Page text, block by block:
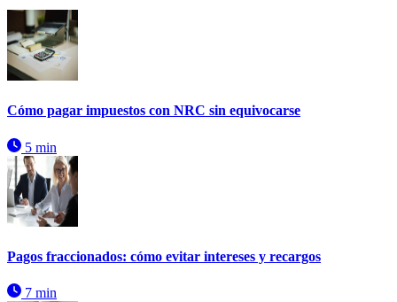
Cómo pagar impuestos con NRC sin equivocarse
5 min
Pagos fraccionados: cómo evitar intereses y recargos
7 min